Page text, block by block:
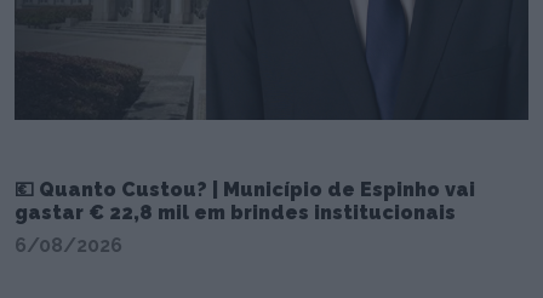
💶 Quanto Custou? | Município de Espinho vai
gastar € 22,8 mil em brindes institucionais
6/08/2026